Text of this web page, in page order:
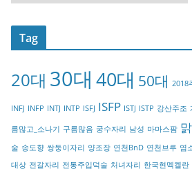
a
t
o
y
Tag
20대 30대 40대 50대 2018
INFJ INFP INTJ INTP ISFJ ISFP ISTJ ISTP 강산주조
름많고_소나기 구름많음 궁수자리 남성 마마스팜
술 송도향 쌍둥이자리 양조장 연천BnD 연천브루 염
대상 전갈자리 전통주입덕술 처녀자리 한국현멕켈란